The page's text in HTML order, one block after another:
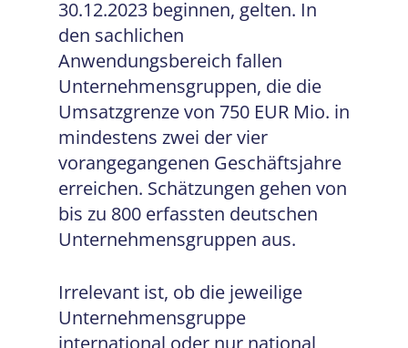
30.12.2023 beginnen, gelten. In
den sachlichen
Anwendungsbereich fallen
Unternehmensgruppen, die die
Umsatzgrenze von 750 EUR Mio. in
mindestens zwei der vier
vorangegangenen Geschäftsjahre
erreichen. Schätzungen gehen von
bis zu 800 erfassten deutschen
Unternehmensgruppen aus.
Irrelevant ist, ob die jeweilige
Unternehmensgruppe
international oder nur national